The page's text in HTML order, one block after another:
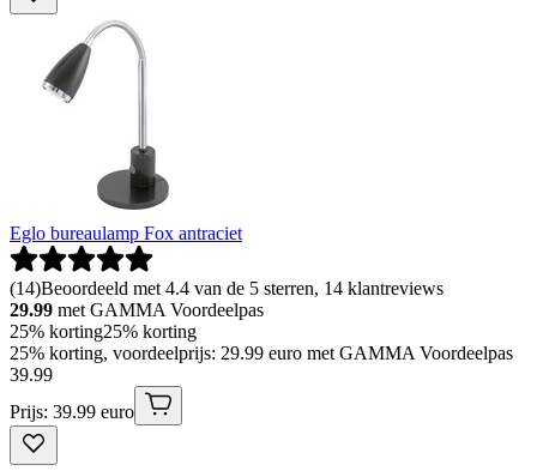
Eglo bureaulamp Fox antraciet
(14)Beoordeeld met 4.4 van de 5 sterren, 14 klantreviews
29.99 met GAMMA Voordeelpas
25% korting25% korting
25% korting, voordeelprijs: 29.99 euro met GAMMA Voordeelpas
39.99
Prijs: 39.99 euro